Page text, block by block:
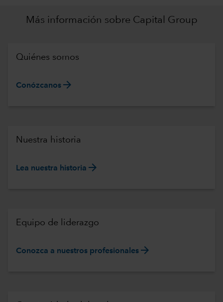
Más información sobre Capital Group
Quiénes somos
Conózcanos arrow_forward
Nuestra historia
Lea nuestra historia arrow_forward
Equipo de liderazgo
Conozca a nuestros profesionales arrow_forward